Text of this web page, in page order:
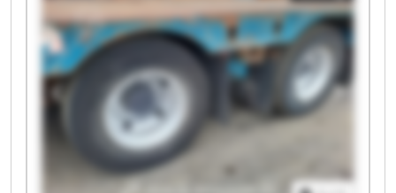
Pozzi Marco Macchine Utensili Pozzi Marco
Macchine Utensili Pozzi Marco Macchine Utensili
Pozzi Marco Macchine Utensili Pozzi Marco
Macchine Utensili Pozzi Marco Macchine Utensili
Pozzi Marco Macchine Utensili Pozzi Marco
Macchine Utensili Pozzi Marco Macchine Utensili
Pozzi Marco Macchine Utensili Pozzi Marco
Macchine Utensili